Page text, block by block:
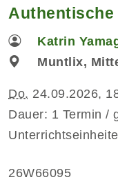
Authentische
Katrin
Muntlix,
Do. 24.09.2026,
Dauer: 1 Termin /
26W66095